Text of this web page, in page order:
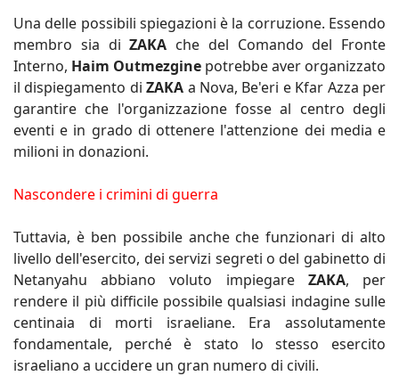
Una delle possibili spiegazioni è la corruzione. Essendo
membro sia di ZAKA che del Comando del Fronte
Interno, Haim Outmezgine potrebbe aver organizzato
il dispiegamento diZAKA a Nova, Be'eri e Kfar Azza per
garantire che l'organizzazione fosse al centro degli
eventi e in grado di ottenere l'attenzione dei media e
milioni in donazioni.
Nascondere i crimini di guerra
Tuttavia, è ben possibile anche che funzionari di alto
livello dell'esercito, dei servizi segreti o del gabinetto di
Netanyahu abbiano voluto impiegare ZAKA, per
rendere il più difficile possibile qualsiasi indagine sulle
centinaia di morti israeliane. Era assolutamente
fondamentale, perché è stato lo stesso esercito
israeliano a uccidere un gran numero di civili.